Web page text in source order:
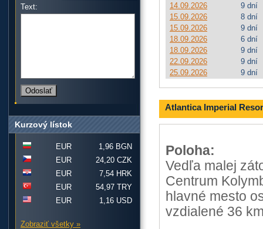
14.09.2026
9 dní
15.09.2026
8 dní
15.09.2026
9 dní
18.09.2026
6 dní
18.09.2026
9 dní
22.09.2026
9 dní
25.09.2026
9 dní
Atlantica Imperial
Poloha:
Vedľa malej
Centrum
hlavné mesto
vzdialené 36
Text:
Kurzový lístok
EUR
1,96 BGN
EUR
24,20 CZK
EUR
7,54 HRK
EUR
54,97 TRY
EUR
1,16 USD
Zobraziť všetky »